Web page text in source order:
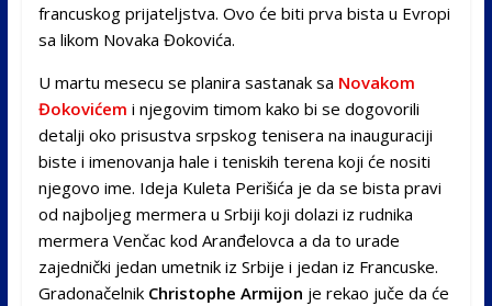
francuskog prijateljstva. Ovo će biti prva bista u Evropi
sa likom Novaka Đokovića.
U martu mesecu se planira sastanak sa Novakom
Đokovićem i njegovim timom kako bi se dogovorili
detalji oko prisustva srpskog tenisera na inauguraciji
biste i imenovanja hale i teniskih terena koji će nositi
njegovo ime. Ideja Kuleta Perišića je da se bista pravi
od najboljeg mermera u Srbiji koji dolazi iz rudnika
mermera Venčac kod Aranđelovca a da to urade
zajednički jedan umetnik iz Srbije i jedan iz Francuske.
Gradonačelnik Christophe Armijon je rekao juče da će